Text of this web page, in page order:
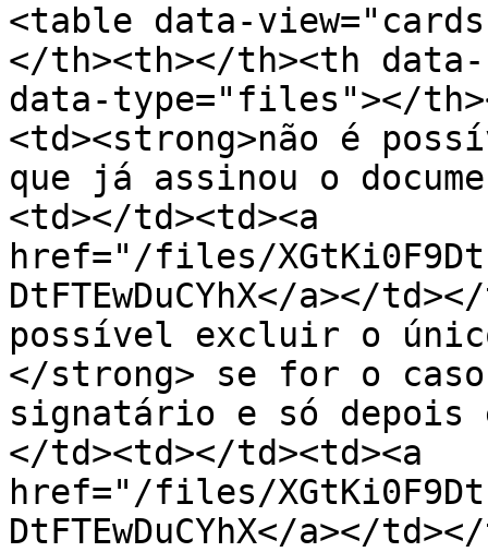
<table data-
</th><th></th><th
data-type="files"></
<td><strong>não é
que já assinou o
<td></td><td><a
href="/files/
DtFTEwDuCYhX</a></
possível excluir o
</strong> se for o
signatário e só depois
</td><td></td><td><a
href="/files/
DtFTEwDuCYhX</a></